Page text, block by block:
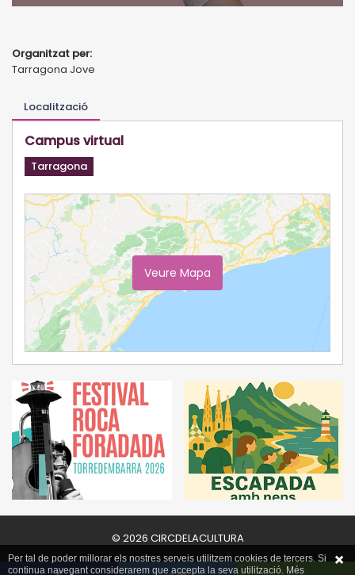
Organitzat per:
Tarragona Jove
Localització
Campus virtual
Tarragona
Veure Mapa
© 2026 CIRCDELACULTURA
Per tal de poder millorar els nostres serveis utilitzem cookies de tercers. Si
continua navegant considerarem que accepta la seva utilització. Més